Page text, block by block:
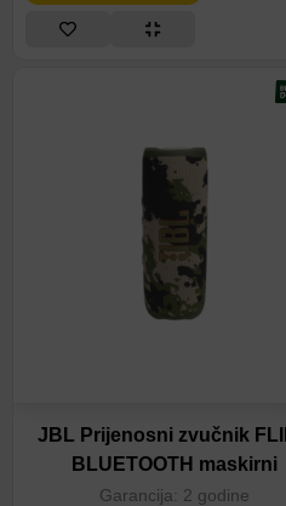
JBL Prijenosni zvučnik
BLUETOOTH maskirni
Garancija: 2 godine